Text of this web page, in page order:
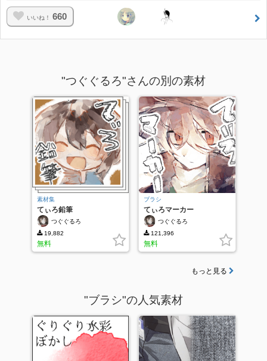
いいね！ 660
"つぐぐるろ"さんの別の素材
素材集
てぃろ鉛筆
つぐぐるろ
19,882
無料
ブラシ
てぃろマーカー
つぐぐるろ
121,396
無料
もっと見る
"ブラシ"の人気素材